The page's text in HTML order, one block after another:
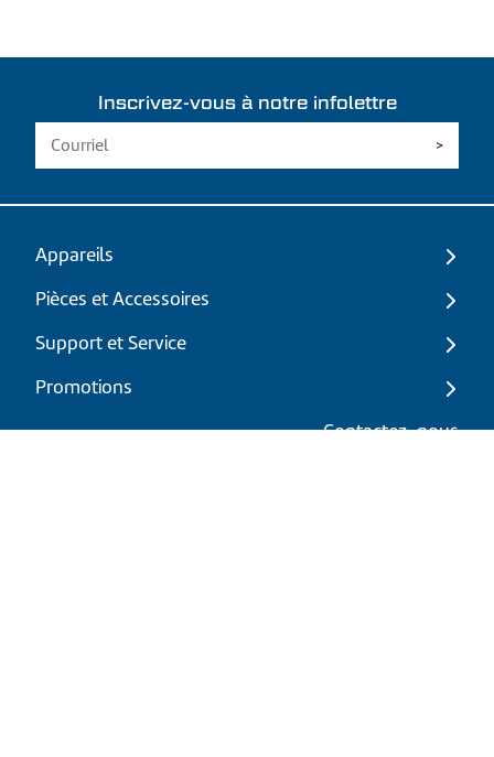
Inscrivez-vous à notre infolettre
Appareils
Pièces et Accessoires
Support et Service
Promotions
Contactez-nous